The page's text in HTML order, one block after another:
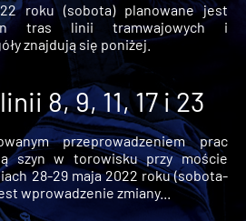
roku (sobota) planowane jest
tras linii tramwajowych i
znajdują się poniżej.
8, 9, 11, 17 i 23
przeprowadzeniem prac
szyn w torowisku przy moście
28-29 maja 2022 roku (sobota-
wprowadzenie zmiany...